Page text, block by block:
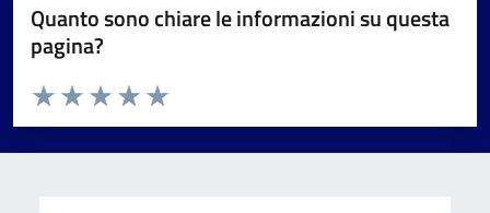
Quanto sono chiare le informazioni su questa
pagina?
Valuta da 1 a 5 stelle la pagina
Valuta 5 stelle su 5
Valuta 4 stelle su 5
Valuta 3 stelle su 5
Valuta 2 stelle su 5
Valuta 1 stelle su 5